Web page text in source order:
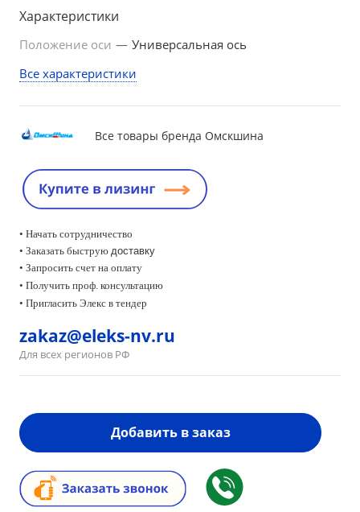
Характеристики
Положение оси — Универсальная ось
Все характеристики
Все товары бренда Омскшина
• Начать сотрудничество
• Заказать быструю доставку
• Запросить счет на оплату
• Получить проф. консультацию
• Пригласить Элекс в тендер
zakaz@eleks-nv.ru
Для всех регионов РФ
Добавить в заказ